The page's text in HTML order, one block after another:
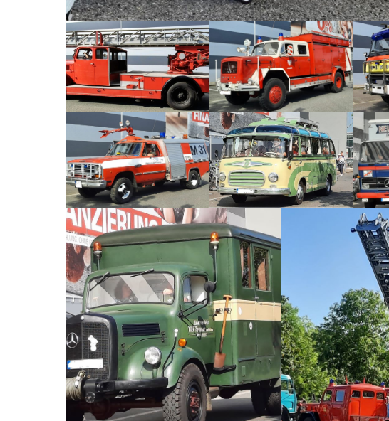
Frühlingsmarkt Herbern
am 08.04.2018
Angrillen bei Fleischerei
Vormann 15,04,2018 in
Seppenrade
19 Modellschautage
Hamm 01/02/September
2018
Gut Kinderhaus –
Westfalenfleiß 16.09.2018
Emslandmodellbau 13/14
Januar 2018 lingen
18.02.2017 als Gastfahrer
bei den IG Mini-Logistik
Emslandmodellbau 14/15
Januar 2017 in Lingen
Unimog Treffen Carger
Rorup 29.07.2017
Oldtimer Rennen Firma
Krampe 09.07.2017